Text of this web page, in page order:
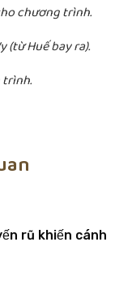
chương trình.
(từ Huế bay ra).
trình.
rũ khiến cánh